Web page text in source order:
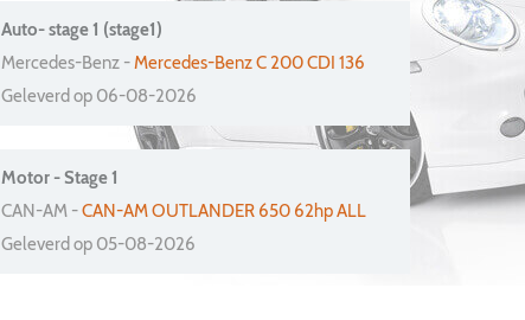
Auto- stage 1 (stage1)
Mercedes-Benz -Mercedes-Benz C 200 CDI 136
Geleverd op 06-08-2026
Motor - Stage 1
CAN-AM -CAN-AM OUTLANDER 650 62hp ALL
Geleverd op 05-08-2026